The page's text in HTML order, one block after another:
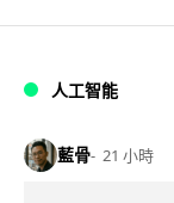
人工智能
藍骨 21 小時